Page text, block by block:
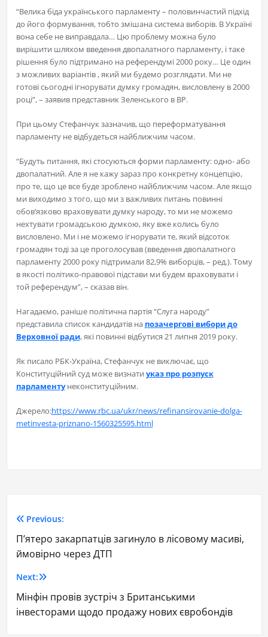
“Велика біда українського парламенту – половинчастий підхід
до його формування, тобто змішана система виборів. В Україні
вона себе не виправдала… Цю проблему можна було
вирішити шляхом введення двопалатного парламенту, і таке
рішення було підтримано на референдумі 2000 року… Це один
з можливих варіантів , який ми будемо розглядати. Ми не
готові сьогодні ігнорувати думку громадян, висловлену в 2000
році”, – заявив представник Зеленського в ВР.
При цьому Стефанчук зазначив, що переформатування
парламенту не відбудеться найближчим часом.
“Будуть питання, які стосуються форми парламенту: одно- або
двопалатний. Але я не кажу зараз про конкретну концепцію,
про те, що це все буде зроблено найближчим часом. Але якщо
ми виходимо з того, що ми з важливих питань повинні
обов’язково враховувати думку народу, то ми не можемо
нехтувати громадською думкою, яку вже колись було
висловлено. Ми і не можемо ігнорувати те, який відсоток
громадян тоді за це проголосував (введення двопалатного
парламенту 2000 року підтримали 82,9% виборців, – ред.). Тому
в якості політико-правової підстави ми будем враховувати і
той референдум”, – сказав він.
Нагадаємо, раніше політична партія “Слуга народу”
представила список кандидатів на позачергові вибори до
Верховної ради, які повинні відбутися 21 липня 2019 року.
Як писало РБК-Україна, Стефанчук не виключає, що
Конституційний суд може визнати указ про розпуск
парламентунеконституційним.
Джерело:https://www.rbc.ua/ukr/news/refinansirovanie-dolga-
metinvesta-priznano-1560325595.html
Previous:
П’ятеро закарпатців загинуло в лісовому масиві,
ймовірно через ДТП
Next:
Мінфін провів зустріч з Британськими
інвесторами щодо продажу нових євробондів